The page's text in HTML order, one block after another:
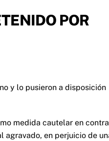
POR
y lo pusieron a disposición
medida cautelar en contra
agravado, en perjuicio de